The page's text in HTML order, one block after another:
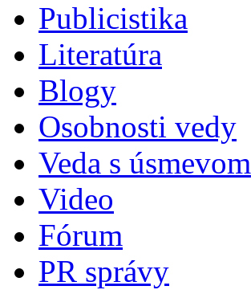
Publicistika
Literatúra
Blogy
Osobnosti vedy
Veda s úsmevom
Video
Fórum
PR správy